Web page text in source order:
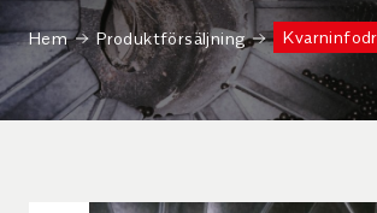
Hem Produktförsäljning